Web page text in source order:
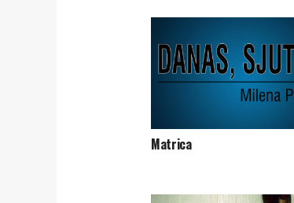
Matrica